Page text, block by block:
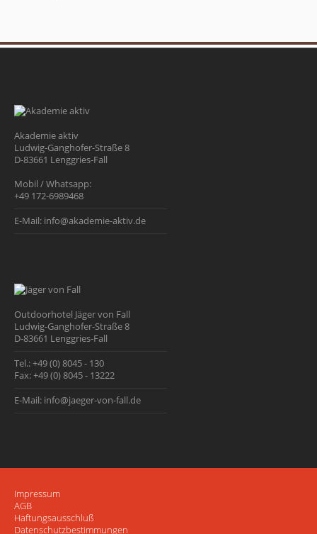
Akademie aktiv
Ludwig-Ganghofer-Straße 8
D-83661 Lenggries-Fall
Mobil / Whatsapp:
+49 172-6989468
E-Mail: info@akademie-aktiv.de
Outdoorhotel Jäger von Fall
Ludwig-Ganghofer-Straße 8
D-83661 Lenggries-Fall
Tel.:+49 (0) 8045 - 130
Fax:+49 (0) 8045 - 13222
E-Mail: info@jaeger-von-fall.de
Impressum
AGB
Haftungsausschluß
Datenschutzbestimmungen